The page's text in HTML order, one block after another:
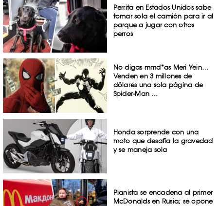
Perrita en Estados Unidos sabe
tomar sola el camión para ir al
parque a jugar con otros
perros
No digas mmd*as Meri Yein…
Venden en 3 millones de
dólares una sola página de
Spider-Man ...
Honda sorprende con una
moto que desafía la gravedad
y se maneja sola
Pianista se encadena al primer
McDonalds en Rusia; se opone